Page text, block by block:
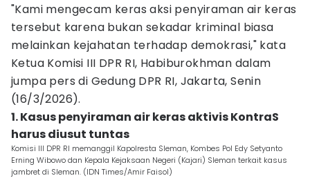
"Kami mengecam keras aksi penyiraman air keras
tersebut karena bukan sekadar kriminal biasa
melainkan kejahatan terhadap demokrasi," kata
Ketua Komisi III DPR RI, Habiburokhman dalam
jumpa pers di Gedung DPR RI, Jakarta, Senin
(16/3/2026).
1. Kasus penyiraman air keras aktivis KontraS
harus diusut tuntas
Komisi III DPR RI memanggil Kapolresta Sleman, Kombes Pol Edy Setyanto
Erning Wibowo dan Kepala Kejaksaan Negeri (Kajari) Sleman terkait kasus
jambret di Sleman. (IDN Times/Amir Faisol)